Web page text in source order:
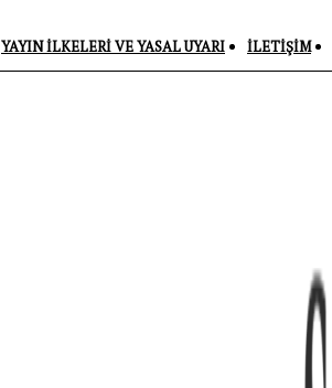
YAYIN İLKELERI VE YASAL UYARI İLETIŞIM